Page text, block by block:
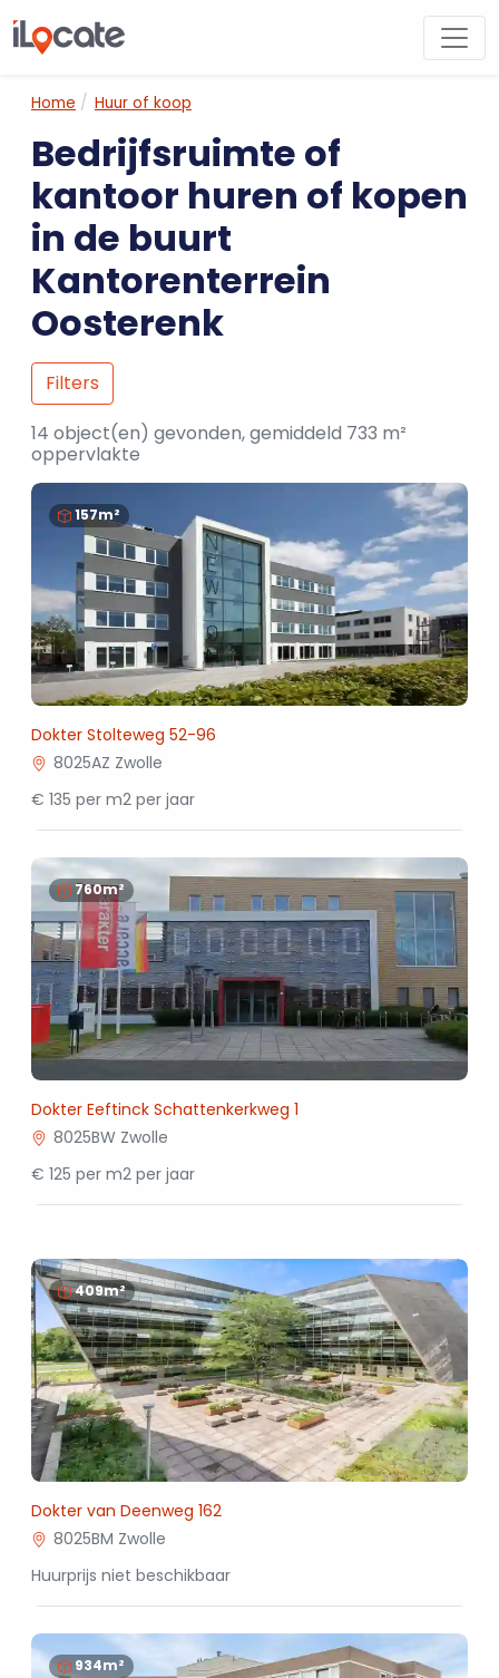
Home Huur of koop
Bedrijfsruimte of
kantoor huren of kopen
in de buurt
Kantorenterrein
Oosterenk
Filters
14 object(en) gevonden, gemiddeld 733 m²
oppervlakte
157m²
Dokter Stolteweg 52-96
8025AZ Zwolle
€ 135 per m2 per jaar
760m²
Dokter Eeftinck Schattenkerkweg 1
8025BW Zwolle
€ 125 per m2 per jaar
409m²
Dokter van Deenweg 162
8025BM Zwolle
Huurprijs niet beschikbaar
934m²